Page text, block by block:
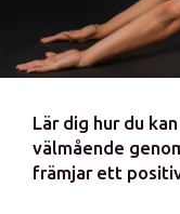
Lär dig hur du
välmående
främjar ett